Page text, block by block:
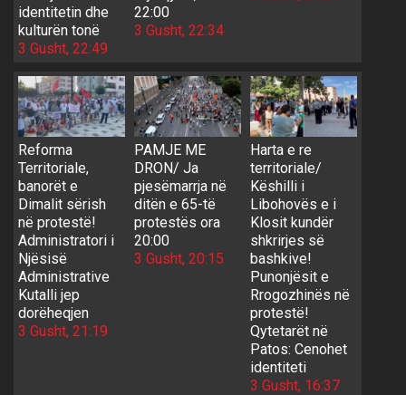
identitetin dhe
kulturën tonë
3 Gusht, 22:49
22:00
3 Gusht, 22:34
Reforma
Territoriale,
banorët e
Dimalit sërish
në protestë!
Administratori i
Njësisë
Administrative
Kutalli jep
dorëheqjen
3 Gusht, 21:19
PAMJE ME
DRON/ Ja
pjesëmarrja në
ditën e 65-të
protestës ora
20:00
3 Gusht, 20:15
Harta e re
territoriale/
Këshilli i
Libohovës e i
Klosit kundër
shkrirjes së
bashkive!
Punonjësit e
Rrogozhinës në
protestë!
Qytetarët në
Patos: Cenohet
identiteti
3 Gusht, 16:37